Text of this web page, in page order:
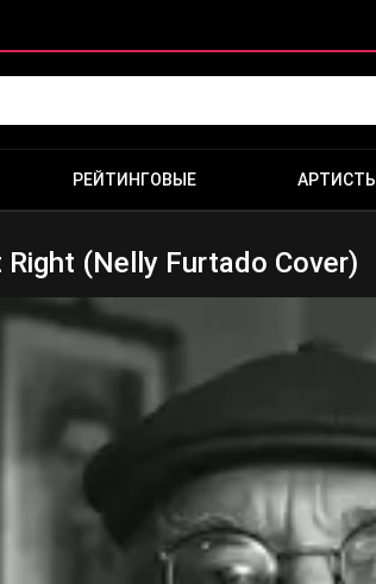
РЕЙТИНГОВЫЕ АРТИСТЫ
(Nelly Furtado Cover)